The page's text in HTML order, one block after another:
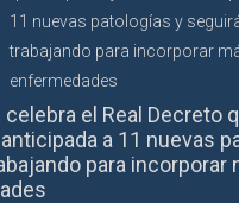
celebra el Real Decreto
a 11 nuevas
para incorporar